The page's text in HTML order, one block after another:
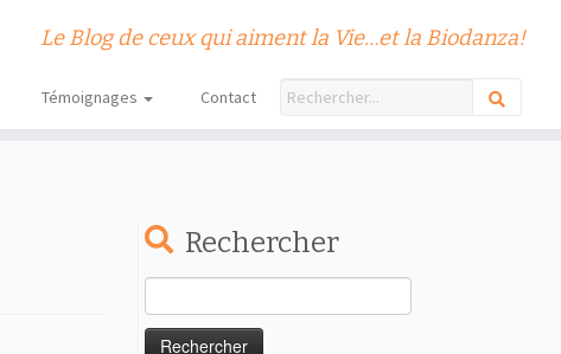
Le Blog de ceux qui aiment la Vie…et la Biodanza!
Témoignages Contact
Rechercher